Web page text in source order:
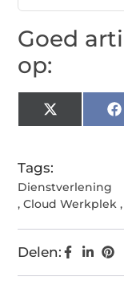
Goed
op:
X
(Twitter)
Tags:
Dienstverlening
,Cloud Werkplek ,
Delen: